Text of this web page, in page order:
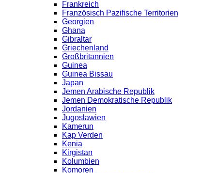
Frankreich
Französisch Pazifische Territorien
Georgien
Ghana
Gibraltar
Griechenland
Großbritannien
Guinea
Guinea Bissau
Japan
Jemen Arabische Republik
Jemen Demokratische Republik
Jordanien
Jugoslawien
Kamerun
Kap Verden
Kenia
Kirgistan
Kolumbien
Komoren